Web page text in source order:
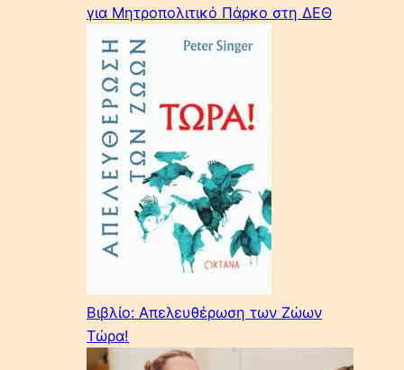
για Μητροπολιτικό Πάρκο στη ΔΕΘ
Βιβλίο: Απελευθέρωση των Ζώων
Τώρα!